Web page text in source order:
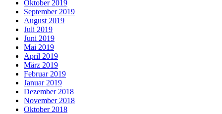
Oktober 2019
September 2019
August 2019
Juli 2019
Juni 2019
Mai 2019
April 2019
März 2019
Februar 2019
Januar 2019
Dezember 2018
November 2018
Oktober 2018